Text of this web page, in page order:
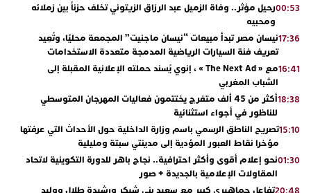
00:53رحيل مؤثر.. وفاة الزميل عبد الرزاق الزيتوني تخلف حزناً بين زملائه
ومحبيه
17:36نيسان مصر تبدأ مبيعات “نيسان ماجنيت” المجمعة محليًا، وتُعِيد
تعريف فئة السيارات الرياضية المدمجة متعددة الاستخدامات
16:41
مع « The Next Ad » ، إنوي يُسند حملته الإعلانية المقبلة إلى
الشباب المغربي
18:38
أكثر من 45 ألف متفرج يختتمون فعاليات المهرجان المتوسطي
للناظور في أجواء استثنائية
15:10تصريح الناطق الرسمي باسم وزارة الداخلية حول الأحداث التي عرفتها
مؤخرا نقاط العبور المؤدية إلى مدينتي سبتة ومليلية
01:30نحو إعلام أقوى وأكثر احترافية.. نجاح باهر للدورة التكوينية لاتحاد
المقاولات الإعلامية بالجديدة + صور
تفاعل جماهيري كبير مع سعيد بني شيكر ورشيدة طلال ووليد